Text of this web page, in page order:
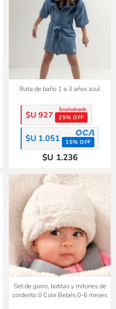
Bata de baño 1 a 3 años azul
$U 927 25% OFF
$U 1.051 15% OFF
$U 1.236
Set de gorro, botitas y mitones de
corderito JJ Cole Bebés 0-6 meses